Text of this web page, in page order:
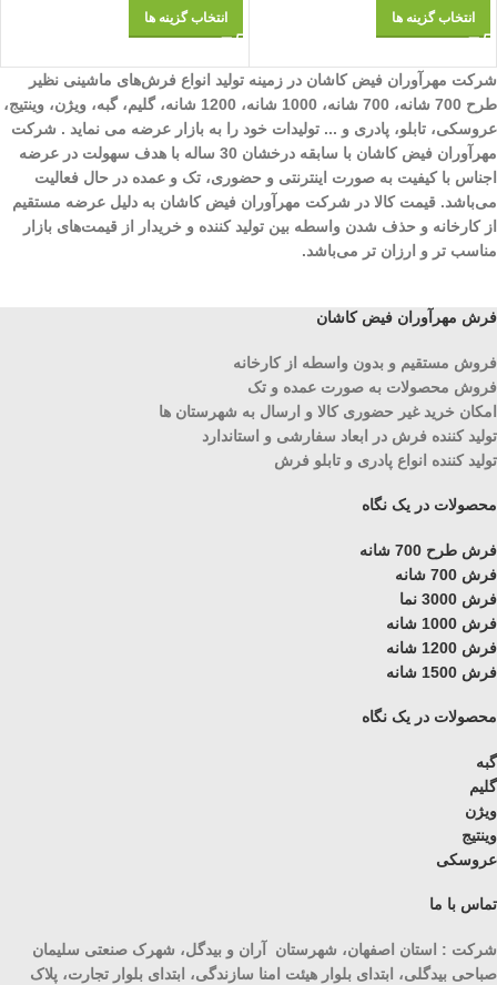
انتخاب گزینه ها انتخاب گزینه ها
شرکت مهرآوران فیض کاشان در زمینه تولید انواع فرش‌های ماشینی نظیر
طرح 700 شانه، 700 شانه، 1000 شانه، 1200 شانه، گلیم، گبه، ویژن، وینتیج،
عروسکی، تابلو، پادری و ... تولیدات خود را به بازار عرضه می نماید . شرکت
مهرآوران فیض کاشان با سابقه درخشان 30 ساله با هدف سهولت در عرضه
اجناس با کیفیت به صورت اینترنتی و حضوری، تک و عمده در حال فعالیت
می‌باشد. قیمت کالا در شرکت مهرآوران فیض کاشان به دلیل عرضه مستقیم
از کارخانه و حذف شدن واسطه بین تولید کننده و خریدار از قیمت‌های بازار
مناسب تر و ارزان تر می‌باشد.
فرش مهرآوران فیض کاشان
فروش مستقیم و بدون واسطه از کارخانه
فروش محصولات به صورت عمده و تک
امکان خرید غیر حضوری کالا و ارسال به شهرستان ها
تولید کننده فرش در ابعاد سفارشی و استاندارد
تولید کننده انواع پادری و تابلو فرش
محصولات در یک نگاه
فرش طرح 700 شانه
فرش 700 شانه
فرش 3000 نما
فرش 1000 شانه
فرش 1200 شانه
فرش 1500 شانه
محصولات در یک نگاه
گبه
گلیم
ویژن
وینتیج
عروسکی
تماس با ما
شرکت : استان اصفهان، شهرستان آران و بیدگل، شهرک صنعتی سلیمان
صباحی بیدگلی، ابتدای بلوار هیئت امنا سازندگی، ابتدای بلوار تجارت، پلاک